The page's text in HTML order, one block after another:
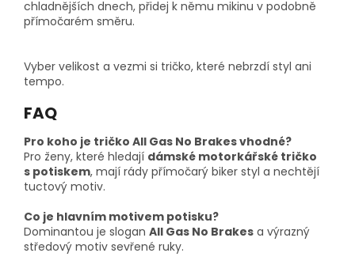
chladnějších dnech, přidej k němu mikinu v podobně
přímočarém směru.
Vyber velikost a vezmi si tričko, které nebrzdí styl ani
tempo.
FAQ
Pro koho je tričko All Gas No Brakes vhodné?
Pro ženy, které hledají dámské motorkářské tričko
s potiskem, mají rády přímočarý biker styl a nechtějí
tuctový motiv.
Co je hlavním motivem potisku?
Dominantou je slogan All Gas No Brakes a výrazný
středový motiv sevřené ruky.